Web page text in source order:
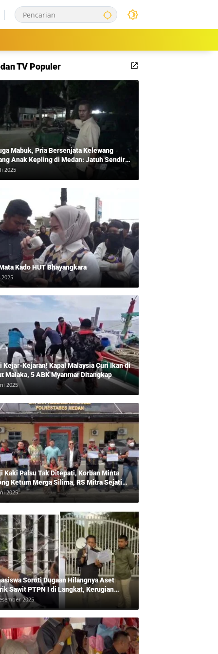
TV Populer
Mabuk, Pria Bersenjata Kelewang
Anak Kepling di Medan: Jatuh Sendiri
Mengamuk
2025
Kado HUT Bhayangkara
2025
Kejar-Kejaran! Kapal Malaysia Curi Ikan di
Malaka, 5 ABK Myanmar Ditangkap
2025
Kaki Palsu Tak Ditepati, Korban Minta
Ketum Merga Silima, RS Mitra Sejati
Kuasa Hukum, Hans Silalahi
Julita Cari Keadilan
2025
Soroti Dugaan Hilangnya Aset
Sawit PTPN I di Langkat, Kerugian
Ditaksir Rp20 Miliar
2025